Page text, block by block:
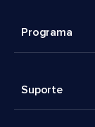
Programa
Suporte